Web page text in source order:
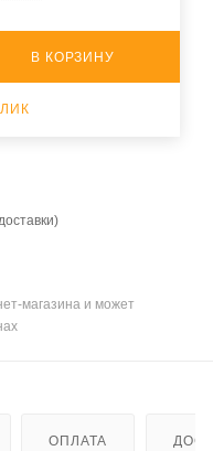
В КОРЗИНУ
магазина и может
ОПЛАТА